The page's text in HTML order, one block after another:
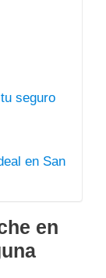
seguro
en San
en